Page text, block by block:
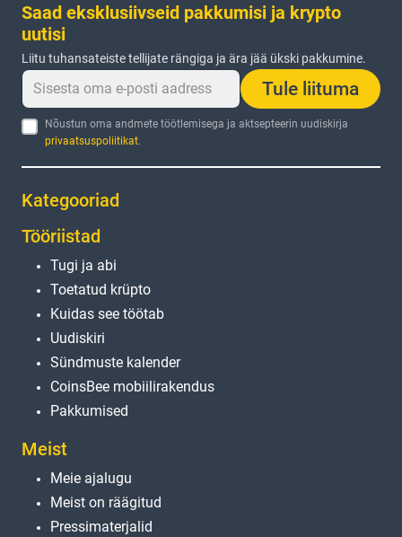
Saad eksklusiivseid pakkumisi ja krypto
uutisi
Liitu tuhansateiste tellijate rängiga ja ära jää ükski pakkumine.
Tule liituma
Nõustun oma andmete töötlemisega ja aktsepteerin uudiskirja
privaatsuspoliitikat.
Kategooriad
Tööriistad
Tugi ja abi
Toetatud krüpto
Kuidas see töötab
Uudiskiri
Sündmuste kalender
CoinsBee mobiilirakendus
Pakkumised
Meist
Meie ajalugu
Meist on räägitud
Pressimaterjalid